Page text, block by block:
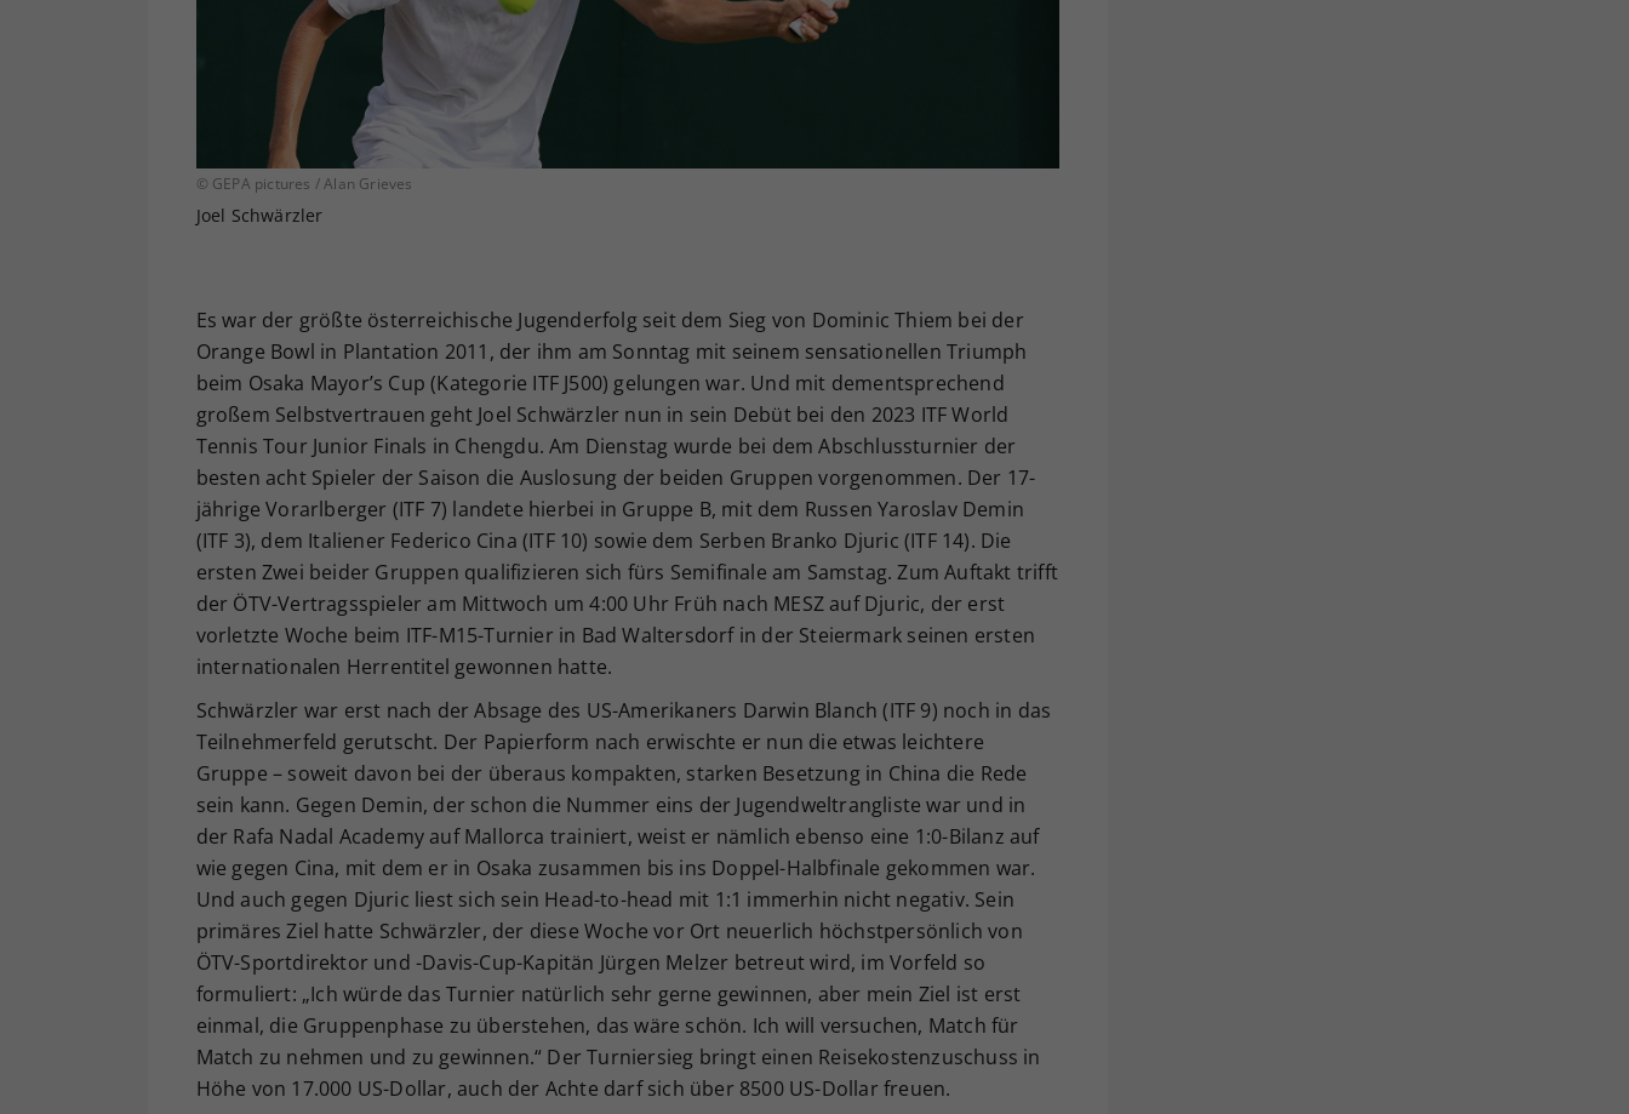
© GEPA pictures / Alan Grieves
Joel Schwärzler
Es war der größte österreichische Jugenderfolg seit dem Sieg von Dominic Thiem bei der
Orange Bowl in Plantation 2011, der ihm am Sonntag mit seinem sensationellen Triumph
beim Osaka Mayor’s Cup (Kategorie ITF J500) gelungen war. Und mit dementsprechend
großem Selbstvertrauen geht Joel Schwärzler nun in sein Debüt bei den 2023 ITF World
Tennis Tour Junior Finals in Chengdu. Am Dienstag wurde bei dem Abschlussturnier der
besten acht Spieler der Saison die Auslosung der beiden Gruppen vorgenommen. Der 17-
jährige Vorarlberger (ITF 7) landete hierbei in Gruppe B, mit dem Russen Yaroslav Demin
(ITF 3), dem Italiener Federico Cina (ITF 10) sowie dem Serben Branko Djuric (ITF 14). Die
ersten Zwei beider Gruppen qualifizieren sich fürs Semifinale am Samstag. Zum Auftakt trifft
der ÖTV-Vertragsspieler am Mittwoch um 4:00 Uhr Früh nach MESZ auf Djuric, der erst
vorletzte Woche beim ITF-M15-Turnier in Bad Waltersdorf in der Steiermark seinen ersten
internationalen Herrentitel gewonnen hatte.
Schwärzler war erst nach der Absage des US-Amerikaners Darwin Blanch (ITF 9) noch in das
Teilnehmerfeld gerutscht. Der Papierform nach erwischte er nun die etwas leichtere
Gruppe – soweit davon bei der überaus kompakten, starken Besetzung in China die Rede
sein kann. Gegen Demin, der schon die Nummer eins der Jugendweltrangliste war und in
der Rafa Nadal Academy auf Mallorca trainiert, weist er nämlich ebenso eine 1:0-Bilanz auf
wie gegen Cina, mit dem er in Osaka zusammen bis ins Doppel-Halbfinale gekommen war.
Und auch gegen Djuric liest sich sein Head-to-head mit 1:1 immerhin nicht negativ. Sein
primäres Ziel hatte Schwärzler, der diese Woche vor Ort neuerlich höchstpersönlich von
ÖTV-Sportdirektor und -Davis-Cup-Kapitän Jürgen Melzer betreut wird, im Vorfeld so
formuliert: „Ich würde das Turnier natürlich sehr gerne gewinnen, aber mein Ziel ist erst
einmal, die Gruppenphase zu überstehen, das wäre schön. Ich will versuchen, Match für
Match zu nehmen und zu gewinnen.“ Der Turniersieg bringt einen Reisekostenzuschuss in
Höhe von 17.000 US-Dollar, auch der Achte darf sich über 8500 US-Dollar freuen.
Ihrer vorgenommen Einstellungen, falls der